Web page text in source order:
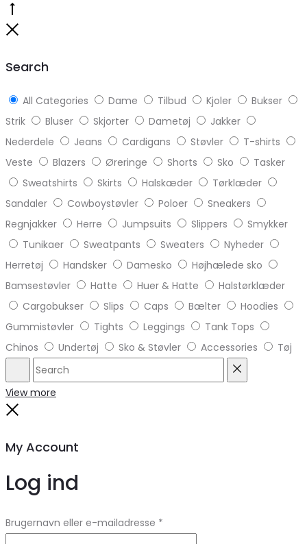
Search
All Categories Dame Tilbud Kjoler
Bukser
Strik
Bluser Skjorter Dametøj
Jakker
Nederdele
Jeans Cardigans Støvler
T-shirts
Veste
Blazers Øreringe Shorts Sko
Tasker
Sweatshirts
Skirts Halskæder
Tørklæder
Sandaler
Cowboystøvler Poloer
Sneakers
Regnjakker
Herre Jumpsuits Slippers
Smykker
Tunikaer
Sweatpants Sweaters
Nyheder
Herretøj
Handsker Damesko
Højhælede sko
Bamsestøvler
Hatte Huer & Hatte
Halstørklæder
Cargobukser
Slips Caps Bælter
Hoodies
Gummistøvler
Tights Leggings
Tank Tops
Chinos
Undertøj Sko & Støvler Accessories Tøj
Search
View more
My Account
Log ind
Brugernavn eller e-mailadresse *